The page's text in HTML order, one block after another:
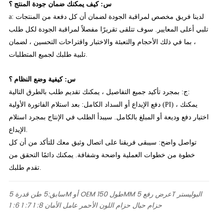
س: كيف يمكنك ضمان جودة المنتج ؟
a: لدينا فريق مخصص لمراقبة الجودة لضمان أن كل دفعة من المنتجات
تلبي أعلى المعايير. سوف تتلقى تقريرًا مفصلاً لمراقبة الجودة لكل طلب
، بما في ذلك الأحجام والتعبئة والاختبار واقتراحات التحسين ، لضمان
تلبية طلبك لجميع المتطلبات.
س: كيفية وضع النظام ؟
ج: بمجرد تأكيد جميع التفاصيل ، يمكنك تقديم طلب بالطرق التالية:
دفع الإيداع أو السداد الكامل: بعد استلام الفاتورة الأولية (PI) ، يمكنك
اختيار دفع وديعة أو المبلغ بالكامل. سيبدأ الطلب في الإنتاج بمجرد استلام
الإيداع.
تواصل واضح: سيبقى فريقنا على اتصال وثيق معك للتأكد من أن كل
خطوة من خطوات العملية واضحة وشفافة. يمكنك دائمًا التحقق من
تقدم طلبك.
سابق:
5 طن قدرة 5M أو OEM طول 150MM عرض رفع 5T البوليستر
حزام حبال حزام اللون الأحمر عامل الأمان 8: 1 7: 1 6: 1